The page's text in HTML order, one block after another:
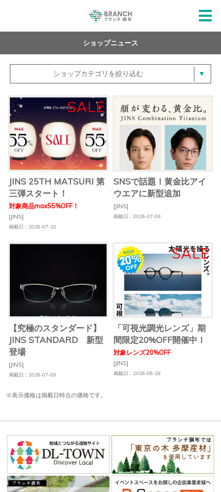
ショップニュース
ショップカテゴリを絞り込む
JINS 25TH MATSURI 第
三弾スタート！
対象商品max55%OFF！
[JINS]
掲載日：2026-07-10
SNSで話題！黄金比アイ
ウエアに新型追加
[JINS]
掲載日：2026-07-09
【究極のスタンダード】
JINS STANDARD 新型
登場
[JINS]
掲載日：2026-07-09
「可視光調光レンズ」期
間限定20%OFF開催中！
対象レンズ20%OFF
[JINS]
掲載日：2026-06-28
※表示価格は掲載日時点の価格です。